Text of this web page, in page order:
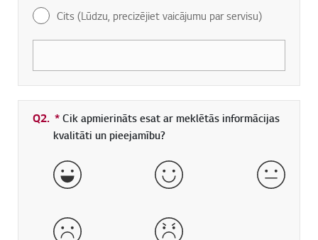
Cits (Lūdzu, precizējiet vaicājumu par servisu)
Q2. *Obligāti aizpildāms lauks
Cik apmierināts esat ar meklētās informācijas
kvalitāti un pieejamību?
ļoti labi labs normāls
slikts ļoti slikts